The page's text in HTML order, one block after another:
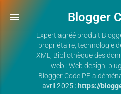
Blogger
Expert agréé produit
propriétaire, technologie
XML, Bibliothèque des
web : Web design,
Blogger Code PE a
avril 2025 : https://